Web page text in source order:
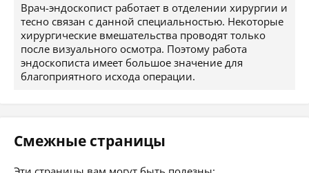
Врач-эндоскопист работает в отделении хирургии и
тесно связан с данной специальностью. Некоторые
хирургические вмешательства проводят только
после визуального осмотра. Поэтому работа
эндоскописта имеет большое значение для
благоприятного исхода операции.
Смежные страницы